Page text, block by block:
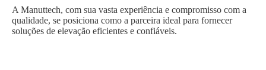
A Manuttech, com sua vasta experiência e compromisso com a
qualidade, se posiciona como a parceira ideal para fornecer
soluções de elevação eficientes e confiáveis.